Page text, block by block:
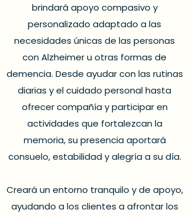
brindará apoyo compasivo y
personalizado adaptado a las
necesidades únicas de las personas
con Alzheimer u otras formas de
demencia. Desde ayudar con las rutinas
diarias y el cuidado personal hasta
ofrecer compañía y participar en
actividades que fortalezcan la
memoria, su presencia aportará
consuelo, estabilidad y alegría a su día.
Creará un entorno tranquilo y de apoyo,
ayudando a los clientes a afrontar los